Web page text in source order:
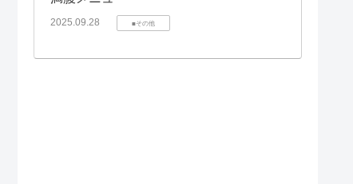
2025.09.28 ■その他